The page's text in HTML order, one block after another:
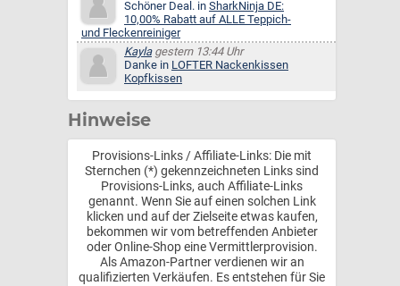
Schöner Deal. in SharkNinja DE:
10,00% Rabatt auf ALLE Teppich-
und Fleckenreiniger
Kaylagestern 13:44 Uhr
Danke in LOFTER Nackenkissen
Kopfkissen
Hinweise
Provisions-Links / Affiliate-Links: Die mit
Sternchen (*) gekennzeichneten Links sind
Provisions-Links, auch Affiliate-Links
genannt. Wenn Sie auf einen solchen Link
klicken und auf der Zielseite etwas kaufen,
bekommen wir vom betreffenden Anbieter
oder Online-Shop eine Vermittlerprovision.
Als Amazon-Partner verdienen wir an
qualifizierten Verkäufen. Es entstehen für Sie